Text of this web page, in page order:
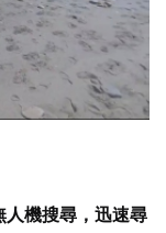
人機搜尋，迅速尋